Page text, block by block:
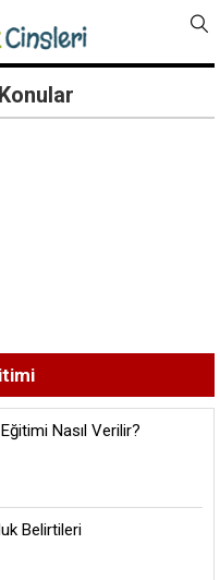
Nasıl Verilir?
Belirtileri